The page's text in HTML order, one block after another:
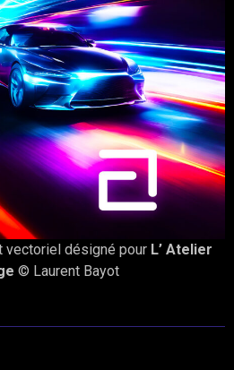
vectoriel désigné pour L’ Atelier
© Laurent Bayot